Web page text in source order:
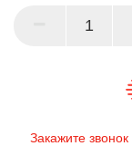
Закажите звонок